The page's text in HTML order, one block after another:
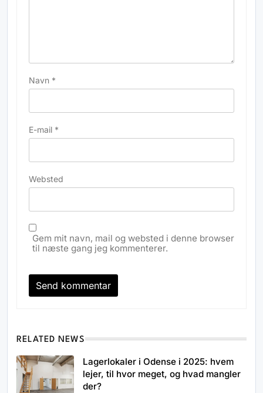
Navn *
E-mail *
Websted
Gem mit navn, mail og websted i denne browser
til næste gang jeg kommenterer.
RELATED NEWS
Lagerlokaler i Odense i 2025: hvem
lejer, til hvor meget, og hvad mangler
der?